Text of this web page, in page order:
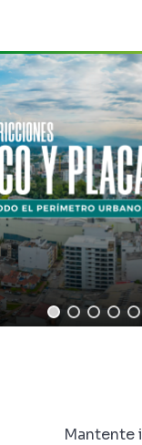
Mantente